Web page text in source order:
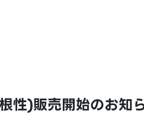
性)販売開始のお知